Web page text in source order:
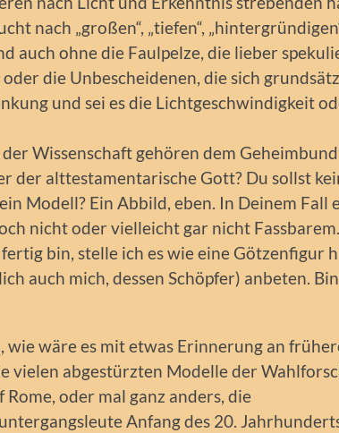
nach „großen“, „tiefen“,
auch ohne die Faulpelze, die lieber
die Unbescheidenen, die sich
und sei es die Lichtgeschwindigkeit
Wissenschaft gehören dem
der alttestamentarische Gott? Du sollst
Modell? Ein Abbild, eben. In Deinem Fall
nicht oder vielleicht gar nicht Fassbarem.
bin, stelle ich es wie eine Götzenfigur
auch mich, dessen Schöpfer) anbeten.
wie wäre es mit etwas Erinnerung an
vielen abgestürzten Modelle der
oder mal ganz anders, die
Anfang des 20.